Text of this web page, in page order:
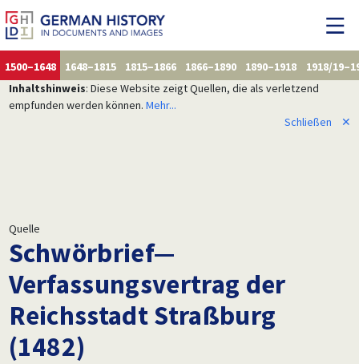
1500–1648 1648–1815 1815–1866 1866–1890 1890–1918
1918/
Inhaltshinweis: Diese Website zeigt Quellen, die als verletzend
empfunden werden können. Mehr...
Schließen
✕
Quelle
Schwörbrief—
Verfassungsvertrag der
Reichsstadt Straßburg
(1482)